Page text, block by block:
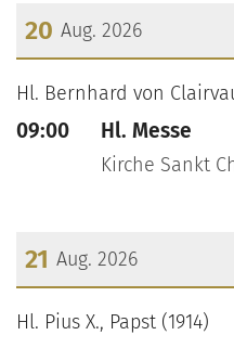
20 Aug. 2026
???msg.page.sr.date???
Hl. Bernhard von
09:00 Hl. Messe
Kirche Sankt
21 Aug. 2026
???msg.page.sr.date???
Hl. Pius X., Papst (1914)